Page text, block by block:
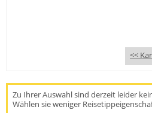
<<
Zu Ihrer Auswahl sind derzeit leider
Wählen sie weniger